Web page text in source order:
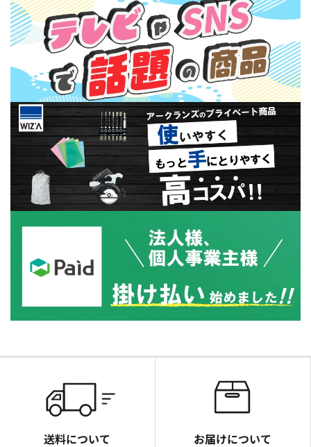
送料について お届けについて